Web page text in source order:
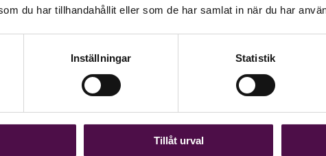
du har tillhandahållit eller som de har samlat in när du har
Inställningar Statistik
Tillåt urval